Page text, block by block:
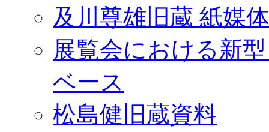
及川尊雄旧蔵 紙媒
展覧会における新
ベース
松島健旧蔵資料